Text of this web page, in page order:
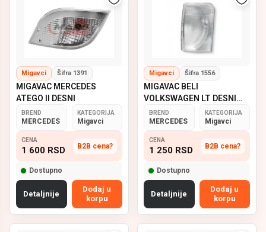
Migavci Šifra 1391
MIGAVAC MERCEDES
ATEGO II DESNI
BREND
MERCEDES
KATEGORIJA
Migavci
CENA
1 600 RSD B2B cena?
Dostupno
Detaljnije
Dodaj u
korpu
Migavci Šifra 1556
MIGAVAC BELI
VOLKSWAGEN LT DESNI
03-06
BREND
MERCEDES
KATEGORIJA
Migavci
CENA
1 250 RSD B2B cena?
Dostupno
Detaljnije
Dodaj u
korpu